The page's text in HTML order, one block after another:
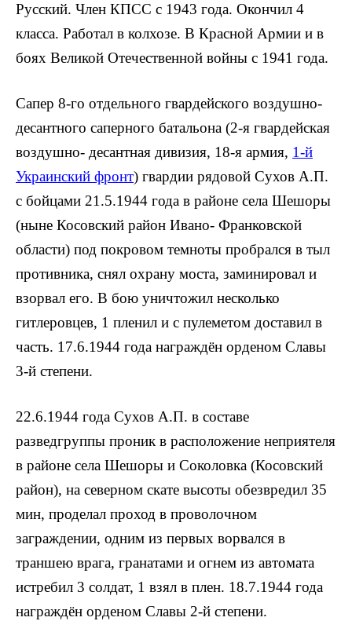
Русский. Член КПСС с 1943 года. Окончил 4
класса. Работал в колхозе. В Красной Армии и в
боях Великой Отечественной войны с 1941 года.
Сапер 8-го отдельного гвардейского воздушно-
десантного саперного батальона (2-я гвардейская
воздушно- десантная дивизия, 18-я армия, 1-й
Украинский фронт) гвардии рядовой Сухов А.П.
с бойцами 21.5.1944 года в районе села Шешоры
(ныне Косовский район Ивано- Франковской
области) под покровом темноты пробрал­ся в тыл
противника, снял охрану моста, заминировал и
взорвал его. В бою уничтожил несколько
гитлеровцев, 1 пле­нил и с пулеметом доставил в
часть. 17.6.1944 года награждён орденом Славы
3-й степени.
22.6.1944 года Сухов А.П. в составе
разведгруппы проник в расположение неприятеля
в районе села Шешоры и Соколовка (Косовский
район), на северном скате высоты обезвредил 35
мин, проделал проход в проволочном
заграждении, одним из первых вор­вался в
траншею врага, гранатами и огнем из автомата
истребил 3 солдат, 1 взял в плен. 18.7.1944 года
награждён орденом Славы 2-й степени.